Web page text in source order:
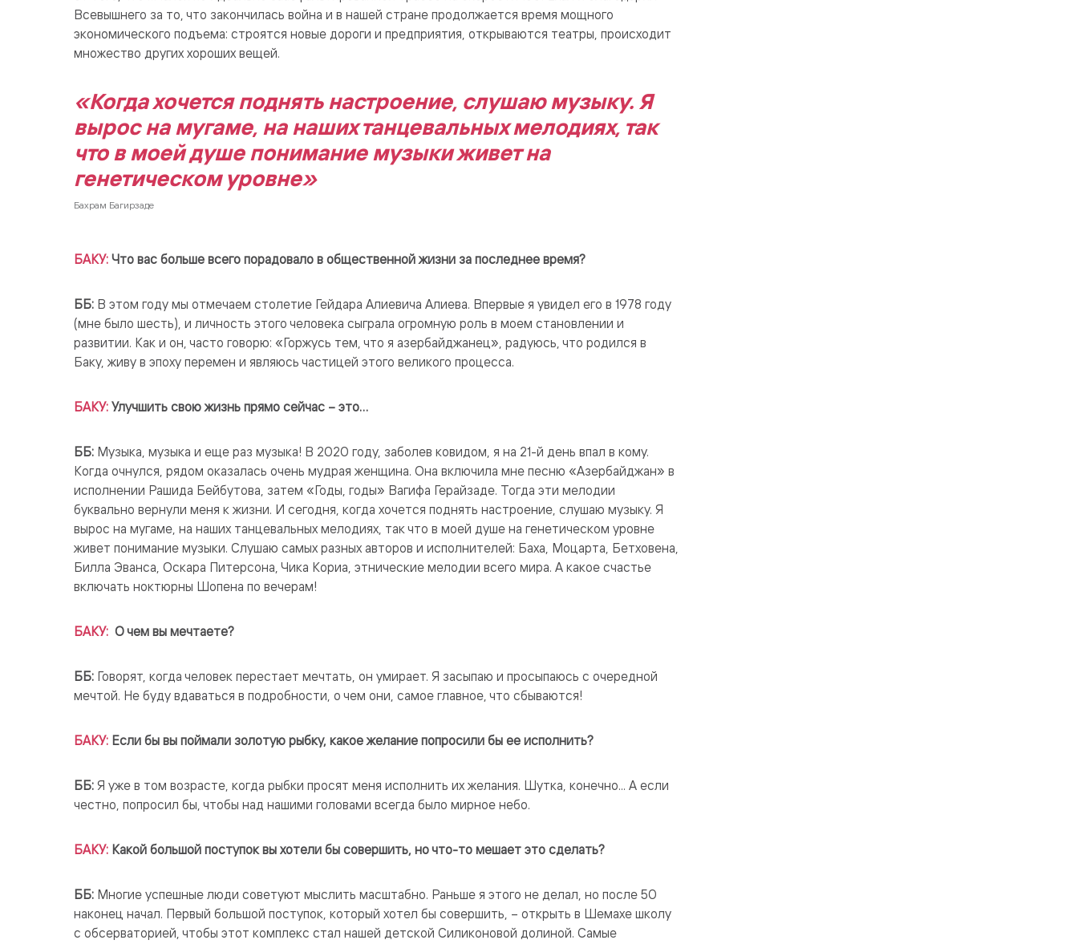
Всевышнего за то, что закончилась война и в нашей стране продолжается время мощного
экономического подъема: строятся новые дороги и предприятия, открываются театры, происходит
множество других хороших вещей.
«Когда хочется поднять настроение, слушаю музыку. Я
вырос на мугаме, на наших танцевальных мелодиях, так
что в моей душе понимание музыки живет на
генетическом уровне»
Бахрам Багирзаде
БАКУ: Что вас больше всего порадовало в общественной жизни за последнее время?
ББ: В этом году мы отмечаем столетие Гейдара Алиевича Алиева. Впервые я увидел его в 1978 году
(мне было шесть), и личность этого человека сыграла огромную роль в моем становлении и
развитии. Как и он, часто говорю: «Горжусь тем, что я азербайджанец», радуюсь, что родился в
Баку, живу в эпоху перемен и являюсь частицей этого великого процесса.
БАКУ: Улучшить свою жизнь прямо сейчас – это…
ББ: Музыка, музыка и еще раз музыка! В 2020 году, заболев ковидом, я на 21-й день впал в кому.
Когда очнулся, рядом оказалась очень мудрая женщина. Она включила мне песню «Азербайджан» в
исполнении Рашида Бейбутова, затем «Годы, годы» Вагифа Герайзаде. Тогда эти мелодии
буквально вернули меня к жизни. И сегодня, когда хочется поднять настроение, слушаю музыку. Я
вырос на мугаме, на наших танцевальных мелодиях, так что в моей душе на генетическом уровне
живет понимание музыки. Слушаю самых разных авторов и исполнителей: Баха, Моцарта, Бетховена,
Билла Эванса, Оскара Питерсона, Чика Кориа, этнические мелодии всего мира. А какое счастье
включать ноктюрны Шопена по вечерам!
БАКУ: О чем вы мечтаете?
ББ: Говорят, когда человек перестает мечтать, он умирает. Я засыпаю и просыпаюсь с очередной
мечтой. Не буду вдаваться в подробности, о чем они, самое главное, что сбываются!
БАКУ: Если бы вы поймали золотую рыбку, какое желание попросили бы ее исполнить?
ББ: Я уже в том возрасте, когда рыбки просят меня исполнить их желания. Шутка, конечно... А если
честно, попросил бы, чтобы над нашими головами всегда было мирное небо.
БАКУ: Какой большой поступок вы хотели бы совершить, но что-то мешает это сделать?
ББ: Многие успешные люди советуют мыслить масштабно. Раньше я этого не делал, но после 50
наконец начал. Первый большой поступок, который хотел бы совершить, – открыть в Шемахе школу
с обсерваторией, чтобы этот комплекс стал нашей детской Силиконовой долиной. Самые